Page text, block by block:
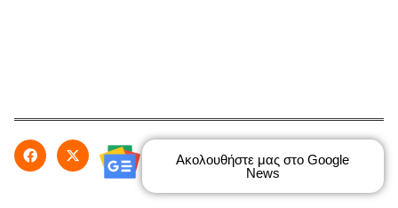
Ακολουθήστε μας στο Google
News